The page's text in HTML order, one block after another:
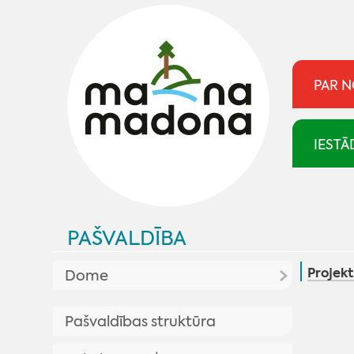
PAR
PAŠVALDĪBA
Dome
Aktualitātes pašvaldībā
Pašvaldības struktūra